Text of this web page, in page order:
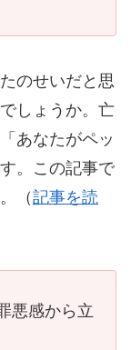
のせいだと思
しょうか。亡
あなたがペッ
。この記事で
（記事を読
悪感から立